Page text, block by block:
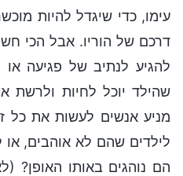
עימו, כדי שיגדל להיות
דרכם של הוריו. אבל הכי
להגיע לנתיב של פגיעה
שהילד יוכל לחיות ולרשת
מניע אנשים לעשות את כל
לילדים שהם לא אוהבים, או
הם נוהגים באותו